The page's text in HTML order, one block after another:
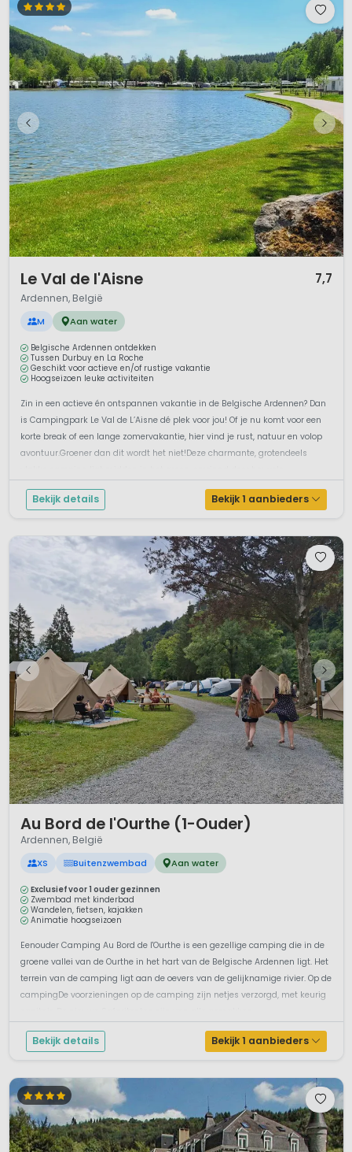
Le Val de l'Aisne 7,7
Ardennen, België
M Aan water
Belgische Ardennen ontdekken
Tussen Durbuy en La Roche
Geschikt voor actieve en/of rustige vakantie
Hoogseizoen leuke activiteiten
Zin in een actieve én ontspannen vakantie in de Belgische Ardennen? Dan
is Campingpark Le Val de L’Aisne dé plek voor jou! Of je nu komt voor een
korte break of een lange zomervakantie, hier vind je rust, natuur en volop
avontuur.Groener dan dit wordt het niet!Deze charmante, grotendeels
Bekijk details Bekijk 1 aanbieders
Au Bord de l'Ourthe (1-Ouder)
Ardennen, België
XS Buitenzwembad Aan water
Exclusief voor 1 ouder gezinnen
Zwembad met kinderbad
Wandelen, fietsen, kajakken
Animatie hoogseizoen
Eenouder Camping Au Bord de l'Ourthe is een gezellige camping die in de
groene vallei van de Ourthe in het hart van de Belgische Ardennen ligt. Het
terrein van de camping ligt aan de oevers van de gelijknamige rivier. Op de
campingDe voorzieningen op de camping zijn netjes verzorgd, met keurig
Bekijk details Bekijk 1 aanbieders